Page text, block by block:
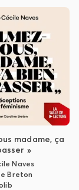
madame, ça
»
Naves
Breton